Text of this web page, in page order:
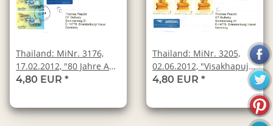
Thailand: MiNr. 3176,
17.02.2012, "80 Jahre Amt
für Verbrauchsteuern",
4,80 EUR *
Thailand: MiNr. 3205,
02.06.2012, "Visakhapuja-
Tag - 2600. Jahrestag der
Ganzstück, Tagesstempel
4,80 EUR *